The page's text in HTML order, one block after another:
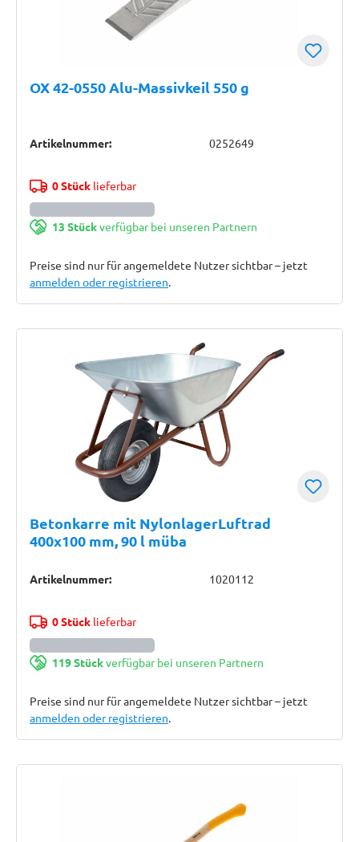
OX 42-0550 Alu-Massivkeil 550 g
Artikelnummer: 0252649
0 Stücklieferbar
13 Stückverfügbar bei unseren Partnern
Preise sind nur für angemeldete Nutzer sichtbar – jetzt
anmelden oder registrieren.
Betonkarre mit NylonlagerLuftrad
400x100 mm, 90 l müba
Artikelnummer: 1020112
0 Stücklieferbar
119 Stückverfügbar bei unseren Partnern
Preise sind nur für angemeldete Nutzer sichtbar – jetzt
anmelden oder registrieren.